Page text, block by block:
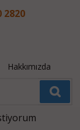
2820
Hakkımızda